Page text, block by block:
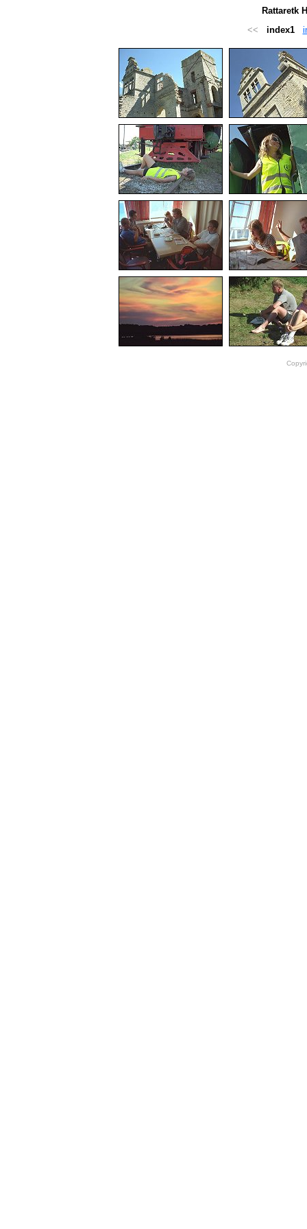
Rattaretk
<<
index1